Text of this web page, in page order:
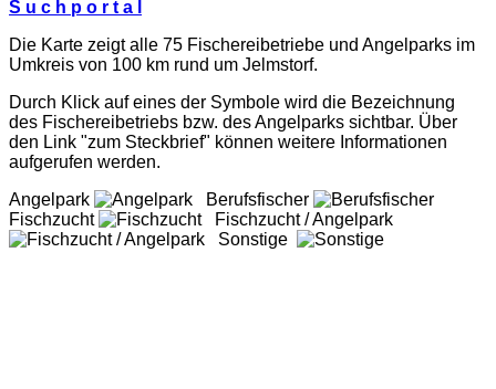
S u c h p o r t a l
Die Karte zeigt alle 75 Fischereibetriebe und Angelparks im
Umkreis von 100 km rund um Jelmstorf.
Durch Klick auf eines der Symbole wird die Bezeichnung
des Fischereibetriebs bzw. des Angelparks sichtbar. Über
den Link "zum Steckbrief" können weitere Informationen
aufgerufen werden.
Angelpark
Berufsfischer
Fischzucht
Fischzucht / Angelpark
Sonstige